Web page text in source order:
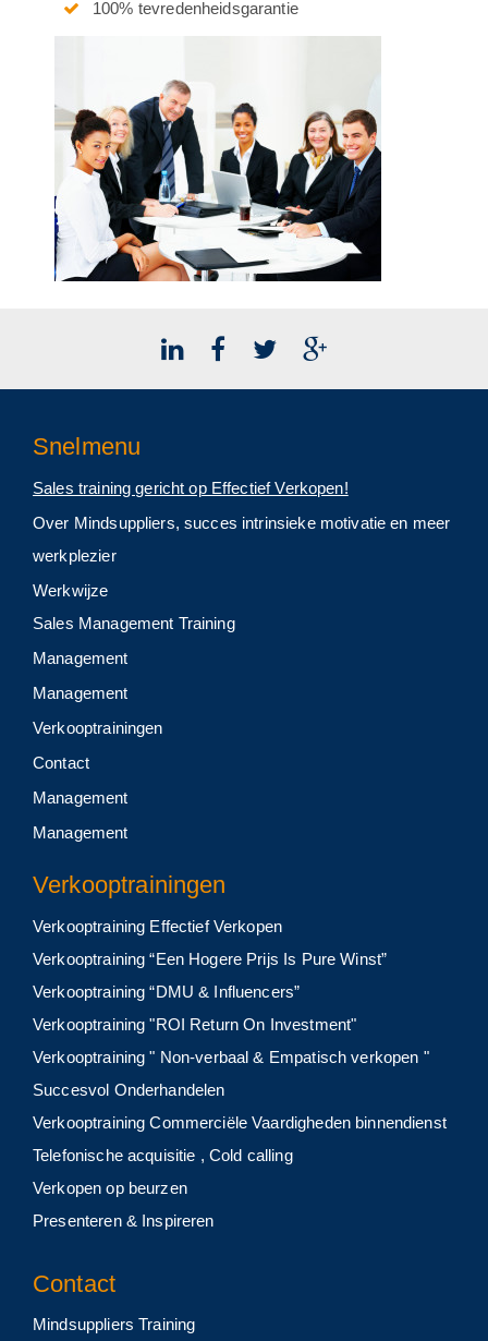
100% tevredenheidsgarantie
Snelmenu
Sales training gericht op Effectief Verkopen!
Over Mindsuppliers, succes intrinsieke motivatie en meer
werkplezier
Werkwijze
Sales Management Training
Management
Management
Verkooptrainingen
Contact
Management
Management
Verkooptrainingen
Verkooptraining Effectief Verkopen
Verkooptraining “Een Hogere Prijs Is Pure Winst”
Verkooptraining “DMU & Influencers”
Verkooptraining "ROI Return On Investment"
Verkooptraining " Non-verbaal & Empatisch verkopen "
Succesvol Onderhandelen
Verkooptraining Commerciële Vaardigheden binnendienst
Telefonische acquisitie , Cold calling
Verkopen op beurzen
Presenteren & Inspireren
Contact
Mindsuppliers Training